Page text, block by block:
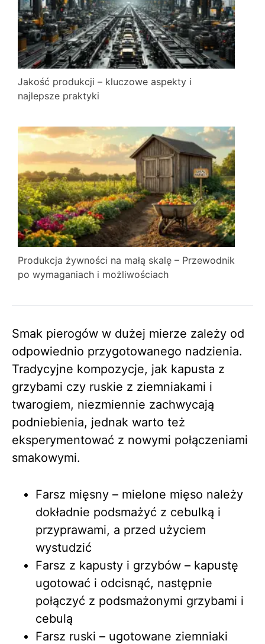
Jakość produkcji – kluczowe aspekty i
najlepsze praktyki
Produkcja żywności na małą skalę – Przewodnik
po wymaganiach i możliwościach
Smak pierogów w dużej mierze zależy od
odpowiednio przygotowanego nadzienia.
Tradycyjne kompozycje, jak kapusta z
grzybami czy ruskie z ziemniakami i
twarogiem, niezmiennie zachwycają
podniebienia, jednak warto też
eksperymentować z nowymi połączeniami
smakowymi.
Farsz mięsny – mielone mięso należy
dokładnie podsmażyć z cebulką i
przyprawami, a przed użyciem
wystudzić
Farsz z kapusty i grzybów – kapustę
ugotować i odcisnąć, następnie
połączyć z podsmażonymi grzybami i
cebulą
Farsz ruski – ugotowane ziemniaki